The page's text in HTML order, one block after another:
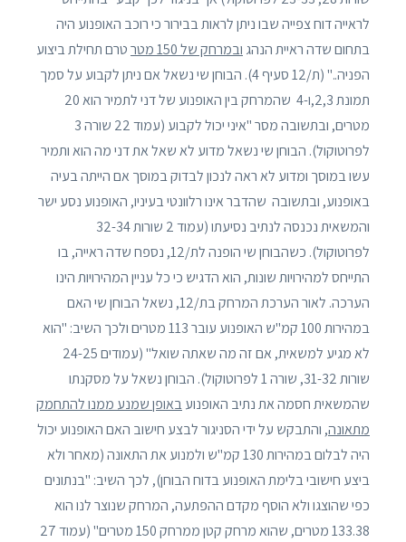
לראייה דוח צפייה שבו ניתן לראות בבירור כי רוכב האופנוע היה
בתחום שדה ראיית הנהג ובמרחק של 150 מטר
טרם תחילת ביצוע
הפניה.." (ת/12 סעיף 4). הבוחן שי נשאל אם ניתן לקבוע על סמך
תמונת 2,3,ו-4 שהמרחק בין האופנוע של דני לתמיר הוא 20
מטרים, ובתשובה מסר "איני יכול לקבוע (עמוד 22 שורה 3
לפרוטוקול). הבוחן שי נשאל מדוע לא שאל את דני מה הוא ותמיר
עשו במוסך ומדוע לא ראה לנכון לבדוק במוסך אם הייתה בעיה
באופנוע, ובתשובה שהדבר אינו רלוונטי בעיניו, האופנוע נסע ישר
והמשאית נכנסה לנתיב נסיעתו (עמוד 2 שורות 32-34
לפרוטוקול). כשהבוחן שי הופנה לת/12, נספח שדה ראייה, בו
התייחס למהירויות שונות, הוא הדגיש כי כל עניין המהירויות הינו
הערכה. לאור הערכת המרחק בת/12, נשאל הבוחן שי האם
במהירות 100 קמ"ש האופנוע עובר 113 מטרים ולכך השיב: "הוא
לא מגיע למשאית, אם זה מה שאתה שואל" (עמודים 24-25
שורות 31-32, שורה 1 לפרוטוקול). הבוחן נשאל על מסקנתו
שהמשאית חסמה את נתיב האופנועבאופן שמנע ממנו להתחמק
מתאונה, והתבקש על ידי הסניגור לבצע חישוב האם האופנוע יכול
היה לבלום במהירות 130 קמ"ש ולמנוע את התאונה (מאחר ולא
ביצע חישובי בלימת האופנוע בדוח הבוחן), לכך השיב: "בנתונים
כפי שהוצגו ולא הוסף מקדם ההפתעה, המרחק שנוצר לנו הוא
133.38 מטרים, שהוא מרחק קטן ממרחק 150 מטרים" (עמוד 27